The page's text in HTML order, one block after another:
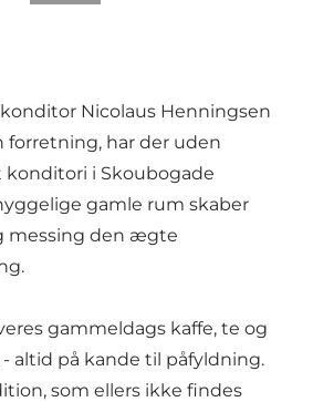
Nicolaus Henningsen
forretning, har der uden
i Skoubogade
gamle rum skaber
messing den ægte
gammeldags kaffe, te og
altid på kande til påfyldning.
som ellers ikke findes